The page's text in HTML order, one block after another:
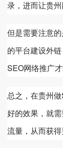
录，进而让贵州
但是需要注意
的平台建设外
SEO网络推广
总之，在贵州
好的效果，就
流量，从而获得